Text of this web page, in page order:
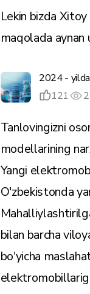
Lekin bizda
maqolada aynan
2024 -
121
Tanlovingizni
modellarining
Yangi
O'zbekistonda
bilan barcha
bo'yicha